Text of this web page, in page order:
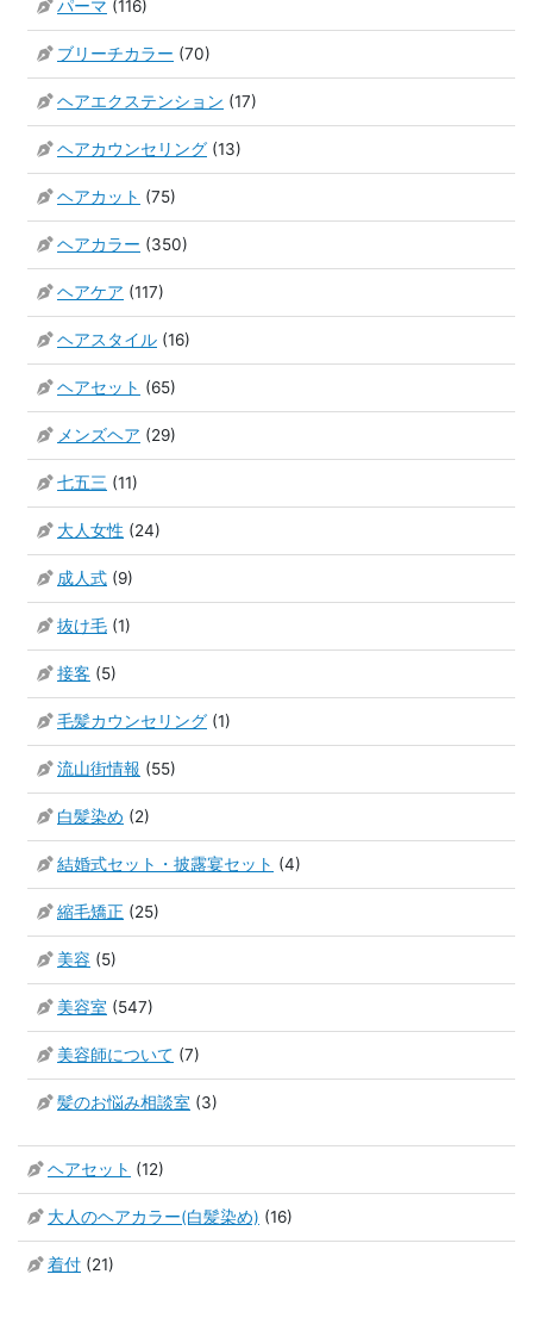
パーマ (116)
ブリーチカラー (70)
ヘアエクステンション (17)
ヘアカウンセリング (13)
ヘアカット (75)
ヘアカラー (350)
ヘアケア (117)
ヘアスタイル (16)
ヘアセット (65)
メンズヘア (29)
七五三 (11)
大人女性 (24)
成人式 (9)
抜け毛 (1)
接客 (5)
毛髪カウンセリング (1)
流山街情報 (55)
白髪染め (2)
結婚式セット・披露宴セット (4)
縮毛矯正 (25)
美容 (5)
美容室 (547)
美容師について (7)
髪のお悩み相談室 (3)
ヘアセット (12)
大人のヘアカラー(白髪染め) (16)
着付 (21)